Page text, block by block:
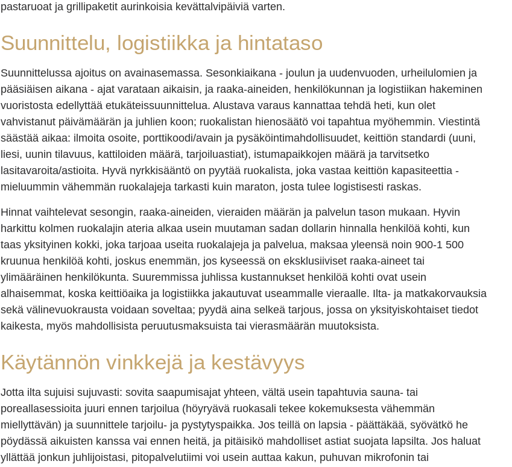
pastaruoat ja grillipaketit aurinkoisia kevättalvipäiviä varten.
Suunnittelu, logistiikka ja hintataso
Suunnittelussa ajoitus on avainasemassa. Sesonkiaikana - joulun ja uudenvuoden, urheilulomien ja
pääsiäisen aikana - ajat varataan aikaisin, ja raaka-aineiden, henkilökunnan ja logistiikan hakeminen
vuoristosta edellyttää etukäteissuunnittelua. Alustava varaus kannattaa tehdä heti, kun olet
vahvistanut päivämäärän ja juhlien koon; ruokalistan hienosäätö voi tapahtua myöhemmin. Viestintä
säästää aikaa: ilmoita osoite, porttikoodi/avain ja pysäköintimahdollisuudet, keittiön standardi (uuni,
liesi, uunin tilavuus, kattiloiden määrä, tarjoiluastiat), istumapaikkojen määrä ja tarvitsetko
lasitavaroita/astioita. Hyvä nyrkkisääntö on pyytää ruokalista, joka vastaa keittiön kapasiteettia -
mieluummin vähemmän ruokalajeja tarkasti kuin maraton, josta tulee logistisesti raskas.
Hinnat vaihtelevat sesongin, raaka-aineiden, vieraiden määrän ja palvelun tason mukaan. Hyvin
harkittu kolmen ruokalajin ateria alkaa usein muutaman sadan dollarin hinnalla henkilöä kohti, kun
taas yksityinen kokki, joka tarjoaa useita ruokalajeja ja palvelua, maksaa yleensä noin 900-1 500
kruunua henkilöä kohti, joskus enemmän, jos kyseessä on eksklusiiviset raaka-aineet tai
ylimääräinen henkilökunta. Suuremmissa juhlissa kustannukset henkilöä kohti ovat usein
alhaisemmat, koska keittiöaika ja logistiikka jakautuvat useammalle vieraalle. Ilta- ja matkakorvauksia
sekä välinevuokrausta voidaan soveltaa; pyydä aina selkeä tarjous, jossa on yksityiskohtaiset tiedot
kaikesta, myös mahdollisista peruutusmaksuista tai vierasmäärän muutoksista.
Käytännön vinkkejä ja kestävyys
Jotta ilta sujuisi sujuvasti: sovita saapumisajat yhteen, vältä usein tapahtuvia sauna- tai
poreallasessioita juuri ennen tarjoilua (höyryävä ruokasali tekee kokemuksesta vähemmän
miellyttävän) ja suunnittele tarjoilu- ja pystytyspaikka. Jos teillä on lapsia - päättäkää, syövätkö he
pöydässä aikuisten kanssa vai ennen heitä, ja pitäisikö mahdolliset astiat suojata lapsilta. Jos haluat
yllättää jonkun juhlijoistasi, pitopalvelutiimi voi usein auttaa kakun, puhuvan mikrofonin tai